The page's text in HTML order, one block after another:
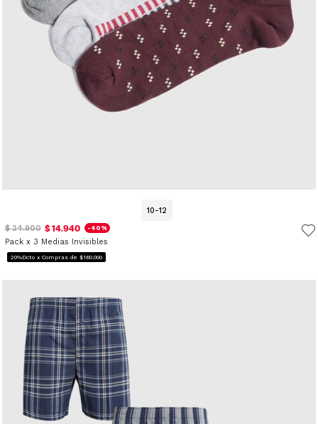
10-12
$ 24.900 $ 14.940 -40%
Pack x 3 Medias Invisibles
20%Dcto x Compras de $160.000